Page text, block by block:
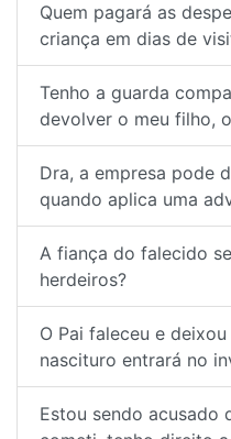
Quem pagará as
criança em dias de
Tenho a guarda
devolver o meu filho,
Dra, a empresa pode
quando aplica uma
A fiança do falecido
herdeiros?
O Pai faleceu e
nascituro entrará no
Estou sendo acusado